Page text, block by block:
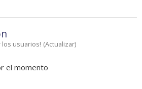
usuarios! (Actualizar)
el momento